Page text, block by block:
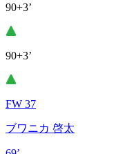
90+3’
90+3’
FW 37
ブワニカ 啓太